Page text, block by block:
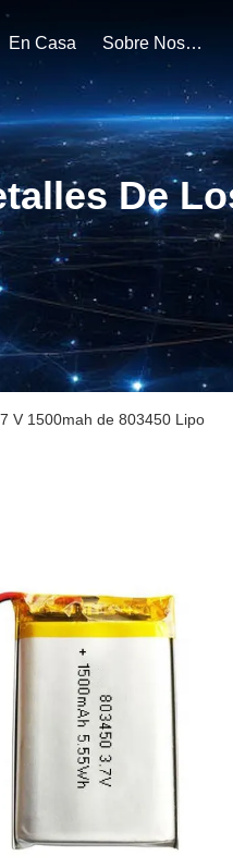
En Casa Sobre Nosotros
De
V 1500mah de 803450 Lipo